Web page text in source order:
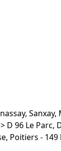
D 96 Le
Poitiers - 149